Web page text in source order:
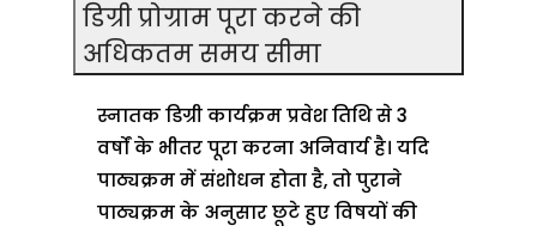
डिग्री प्रोग्राम पूरा करने की
अधिकतम समय सीमा
स्नातक डिग्री कार्यक्रम प्रवेश तिथि से 3
वर्षों के भीतर पूरा करना अनिवार्य है। यदि
पाठ्यक्रम में संशोधन होता है, तो पुराने
पाठ्यक्रम के अनुसार छूटे हुए विषयों की